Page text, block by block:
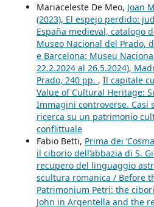
Mariaceleste De Meo, Joan
(2023), El espejo perdido:
España medieval, catalogo
Museo Nacional del Prado,
e Barcelona: Museu
22.2.2024 al 26.5.2024),
Prado, 240 pp. , Il capitale
Value of Cultural Heritage:
Immagini controverse. Casi
ricerca su un patrimonio
conflittuale
Fabio Betti, Prima dei
il ciborio dell’abbazia di S.
recupero del linguaggio
scultura romanica / Before
Patrimonium Petri: the
John in Argentella and the